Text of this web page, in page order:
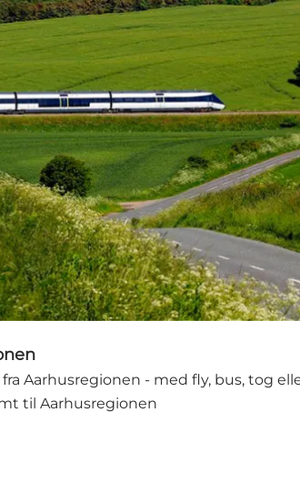
Aarhusregionen - med fly, bus, tog
til Aarhusregionen